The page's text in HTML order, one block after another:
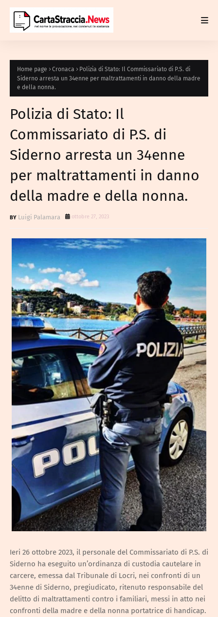
Home page Cronaca
Polizia di Stato: Il Commissariato di P.S. di
Siderno arresta un 34enne per maltrattamenti in danno della madre
e della nonna.
Polizia di Stato: Il
Commissariato di P.S. di
Siderno arresta un 34enne
per maltrattamenti in danno
della madre e della nonna.
Luigi Palamara ottobre 27, 2023
Ieri 26 ottobre 2023, il personale del Commissariato di P.S. di
Siderno ha eseguito un’ordinanza di custodia cautelare in
carcere, emessa dal Tribunale di Locri, nei confronti di un
34enne di Siderno, pregiudicato, ritenuto responsabile del
delitto di maltrattamenti contro i familiari, messi in atto nei
confronti della madre e della nonna portatrice di handicap.